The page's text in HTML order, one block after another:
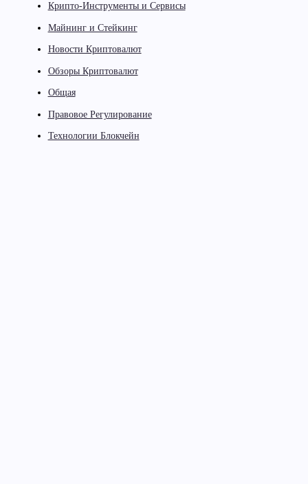
Крипто-Инструменты и Сервисы
Майнинг и Стейкинг
Новости Криптовалют
Обзоры Криптовалют
Общая
Правовое Регулирование
Технологии Блокчейн